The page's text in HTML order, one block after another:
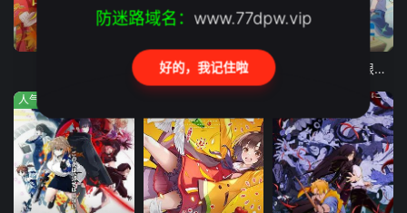
才女的侍从 在满是高岭之花的贵族学校暗中照顾（毫无生活自理能力的）学院第一大小姐 魔法光源股份有限公司第二季
人气:32
防迷路域名： www.77dpw.vip
好的，我记住啦